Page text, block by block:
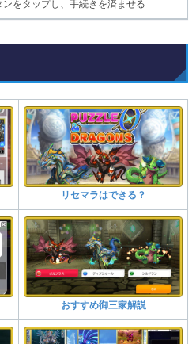
をタップし、手続きを済ませる
リセマラはできる？
おすすめ御三家解説